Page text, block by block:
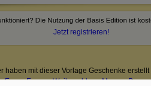
Jetzt registrieren!
haben mit dieser Vorlage Geschenke
Euro•Essen•Weihnachten•Mama•Papa•